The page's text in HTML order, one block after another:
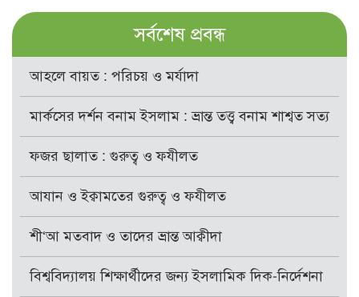
সর্বশেষ প্রবন্ধ
আহলে বায়ত : পরিচয় ও মর্যাদা
মার্কসের দর্শন বনাম ইসলাম : ভ্রান্ত তত্ত্ব বনাম শাশ্বত সত্য
ফজর ছালাত : গুরুত্ব ও ফযীলত
আযান ও ইক্বামতের গুরুত্ব ও ফযীলত
শী‘আ মতবাদ ও তাদের ভ্রান্ত আক্বীদা
বিশ্ববিদ্যালয় শিক্ষার্থীদের জন্য ইসলামিক দিক-নির্দেশনা